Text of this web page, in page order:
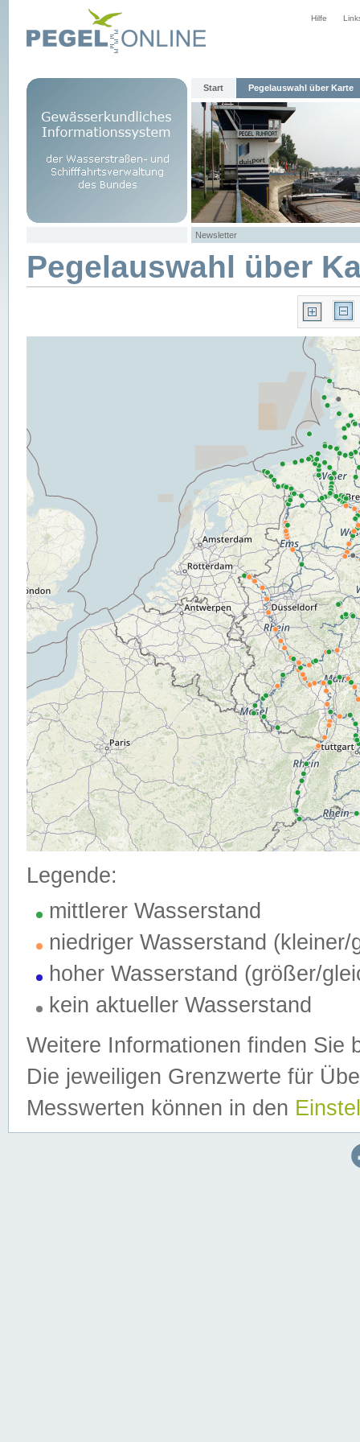
Hilfe
Start Pegelauswahl über Karte
Newsletter
Pegelauswahl über
Legende:
mittlerer Wasserstand
niedriger Wasserstand (kleiner/
hoher Wasserstand (größer/
kein aktueller Wasserstand
Weitere Informationen finden Sie
Die jeweiligen Grenzwerte für
Messwerten können in den